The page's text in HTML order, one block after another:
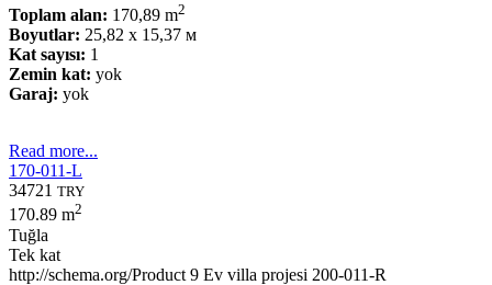
Toplam alan: 170,89 m2
Boyutlar: 25,82 x 15,37 м
Kat sayısı: 1
Zemin kat: yok
Garaj: yok
Read more...
170-011-L
34721 TRY
170.89 m2
Tuğla
Tek kat
http://schema.org/Product 9 Ev villa projesi 200-011-R